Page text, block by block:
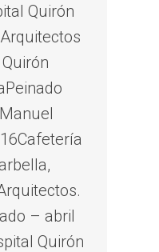
Quirón
– abril
Quirón